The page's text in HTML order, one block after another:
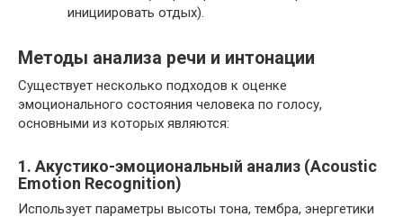
инициировать отдых).
Методы анализа речи и интонации
Существует несколько подходов к оценке
эмоционального состояния человека по голосу,
основными из которых являются:
1. Акустико-эмоциональный анализ (Acoustic
Emotion Recognition)
Использует параметры высоты тона, тембра, энергетики